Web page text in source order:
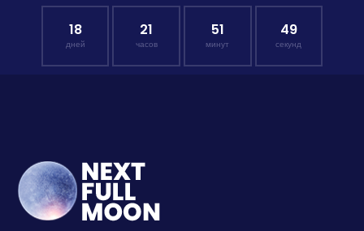
18
дней
21
часов
51
минут
48
секунд